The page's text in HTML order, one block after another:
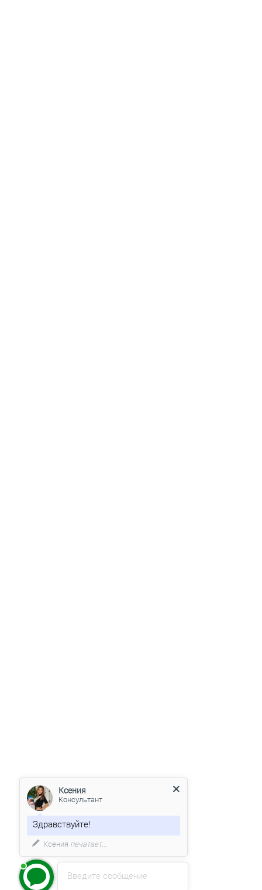
Введите сообщение
Консультант
Здравствуйте!
Какие даты поездки Вас
интересуют?